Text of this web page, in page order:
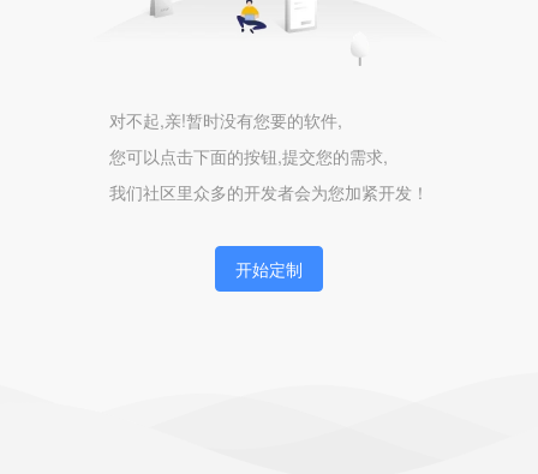
对不起,亲!暂时没有您要的软件,
您可以点击下面的按钮,提交您的需求,
我们社区里众多的开发者会为您加紧开发！
开始定制